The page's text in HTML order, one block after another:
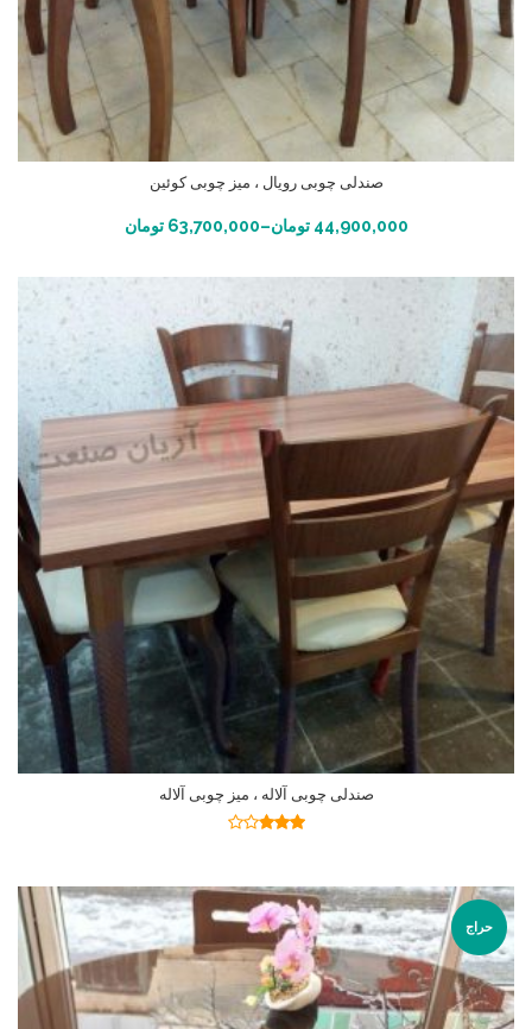
صندلی چوبی رویال ، میز چوبی کوئین
44,900,000 تومان–
63,700,000 تومان انتخاب گزینه ها
صندلی چوبی آلاله ، میز چوبی آلاله
اطلاعات بیشتر
حراج